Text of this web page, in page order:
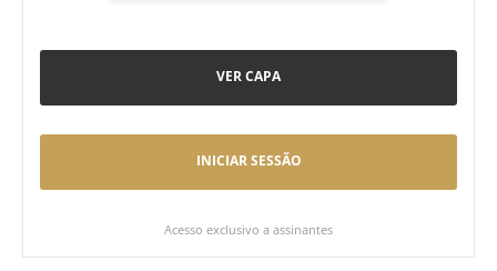
VER CAPA
INICIAR SESSÃO
Acesso exclusivo a assinantes